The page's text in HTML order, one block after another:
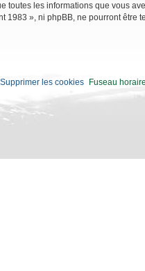
toutes les informations que vous
1983 », ni phpBB, ne pourront être
Fuseau
Supprimer les cookies